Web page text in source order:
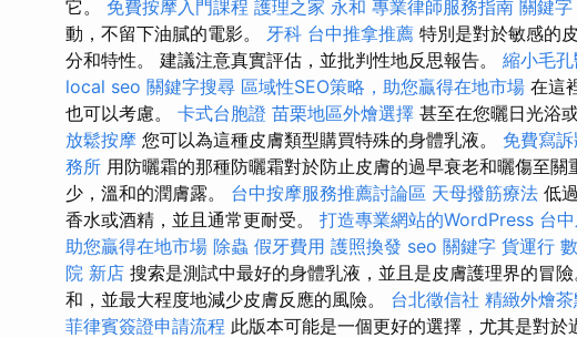
它。 免費按摩入門課程 護理之家 永和 專業律師服務指南 關鍵字
動，不留下油膩的電影。 牙科 台中推拿推薦 特別是對於敏感的
分和特性。 建議注意真實評估，並批判性地反思報告。 縮小毛
local seo 關鍵字搜尋 區域性SEO策略，助您贏得在地市場 在這
也可以考慮。 卡式台胞證 苗栗地區外燴選擇 甚至在您曬日光浴
放鬆按摩 您可以為這種皮膚類型購買特殊的身體乳液。 免費寫訴
務所 用防曬霜的那種防曬霜對於防止皮膚的過早衰老和曬傷至
少，溫和的潤膚露。 台中按摩服務推薦討論區 天母撥筋療法 低
香水或酒精，並且通常更耐受。 打造專業網站的WordPress 台
助您贏得在地市場 除蟲 假牙費用 護照換發 seo 關鍵字 貨運行
院 新店 搜索是測試中最好的身體乳液，並且是皮膚護理界的冒
和，並最大程度地減少皮膚反應的風險。 台北徵信社 精緻外燴
菲律賓簽證申請流程 此版本可能是一個更好的選擇，尤其是對於